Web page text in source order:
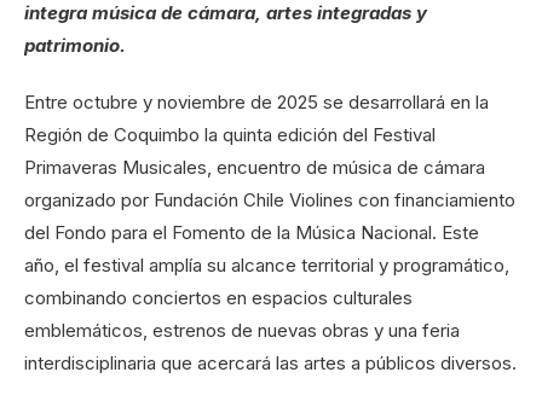
integra música de cámara, artes integradas y
patrimonio.
Entre octubre y noviembre de 2025 se desarrollará en la
Región de Coquimbo la quinta edición del Festival
Primaveras Musicales, encuentro de música de cámara
organizado por Fundación Chile Violines con financiamiento
del Fondo para el Fomento de la Música Nacional. Este
año, el festival amplía su alcance territorial y programático,
combinando conciertos en espacios culturales
emblemáticos, estrenos de nuevas obras y una feria
interdisciplinaria que acercará las artes a públicos diversos.